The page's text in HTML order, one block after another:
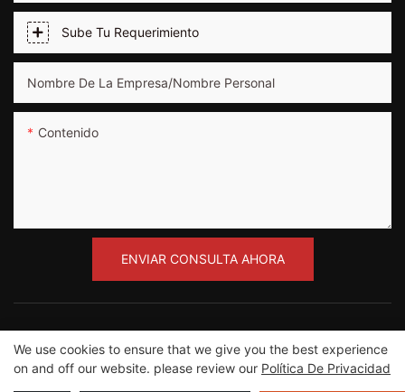
Sube Tu Requerimiento
Nombre De La Empresa/nombre Personal
Contenido
ENVIAR CONSULTA AHORA
Copyright © 2012-2023 Guangzhou Road Sunshine
We use cookies to ensure that we give you the best experience
on and off our website. please review our Política De Privacidad